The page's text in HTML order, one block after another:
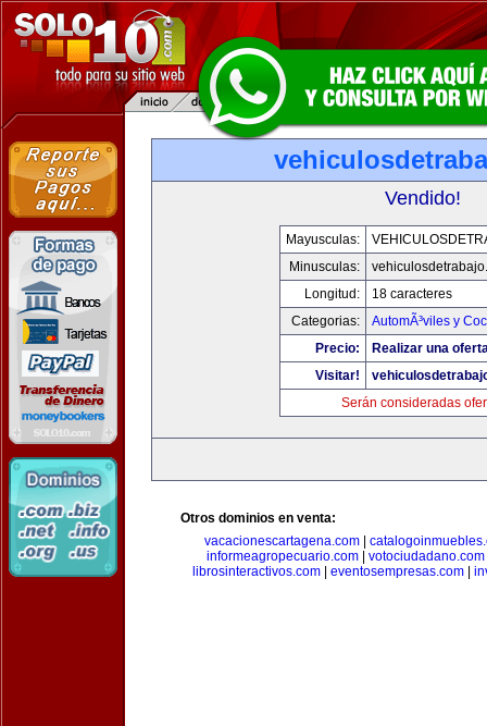
Vendido!
Mayusculas:
Minusculas:
Longitud:
18 caracteres
Categorias:
AutomÃ³viles y
Precio:
Realizar una
Visitar!
Serán consideradas
Otros dominios en venta:
vacacionescartagena.com
informeagropecuario.com| votociudadano.com
librosinteractivos.com| eventosempresas.com|